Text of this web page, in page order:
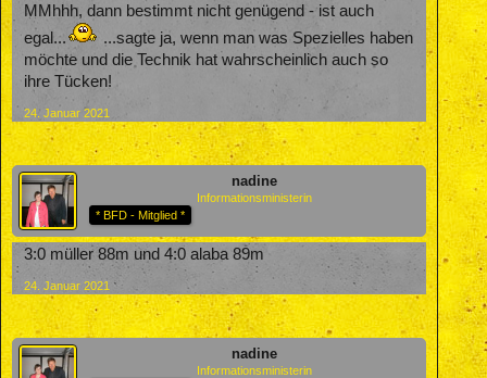
MMhhh, dann bestimmt nicht genügend - ist auch
egal...
...sagte ja, wenn man was Spezielles haben
möchte und die Technik hat wahrscheinlich auch so
ihre Tücken!
24. Januar 2021
nadine
Informationsministerin
* BFD - Mitglied *
3:0 müller 88m und 4:0 alaba 89m
24. Januar 2021
nadine
Informationsministerin